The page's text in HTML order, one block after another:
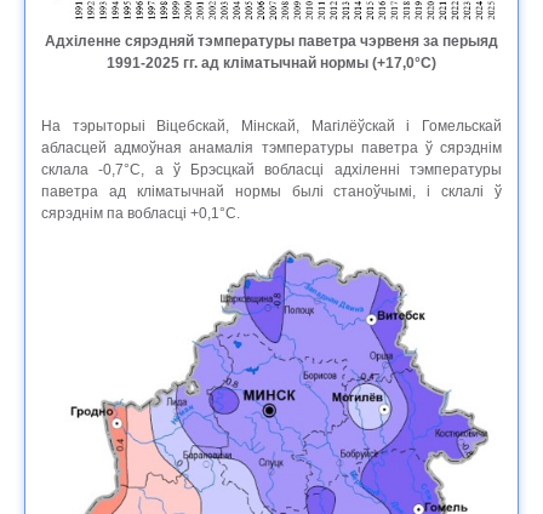
Адхіленне сярэдняй тэмпературы паветра чэрвеня за перыяд
1991-2025 гг. ад кліматычнай нормы (+17,0°C)
На тэрыторыі Віцебскай, Мінскай, Магілёўскай і Гомельскай
абласцей адмоўная анамалія тэмпературы паветра ў сярэднім
склала -0,7°C, а ў Брэсцкай вобласці адхіленні тэмпературы
паветра ад кліматычнай нормы былі станоўчымі, і склалі ў
сярэднім па вобласці +0,1°C.